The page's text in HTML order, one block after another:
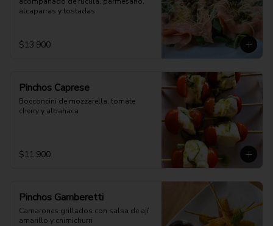
alcaparras y tostadas
$13.900
Pinchos Caprese
Bocconcini de mozzarella, tomate
cherry y albahaca
$11.900
Pinchos Gamberetti
Camarones grillados con salsa de ají
amarillo y chimichurri